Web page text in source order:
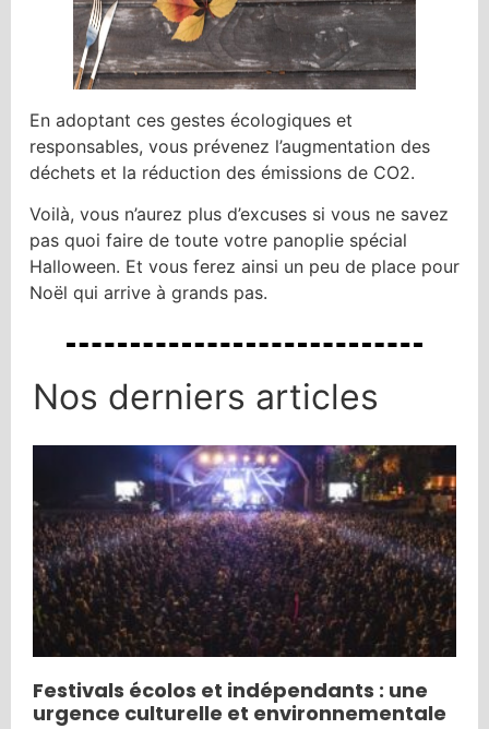
En adoptant ces gestes écologiques et
responsables, vous prévenez l’augmentation des
déchets et la réduction des émissions de CO2.
Voilà, vous n’aurez plus d’excuses si vous ne savez
pas quoi faire de toute votre panoplie spécial
Halloween. Et vous ferez ainsi un peu de place pour
Noël qui arrive à grands pas.
Nos derniers articles
Festivals écolos et indépendants : une
urgence culturelle et environnementale